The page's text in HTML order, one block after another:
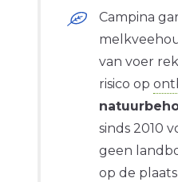
Campina
van voer
risico op
sinds 2010
geen
op de plaats